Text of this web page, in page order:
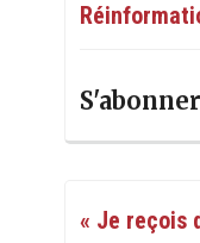
S'abonner
« Je reçois